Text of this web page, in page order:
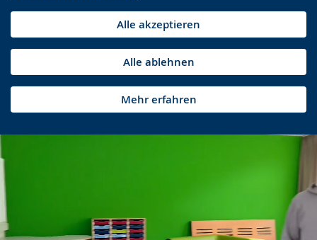
Alle akzeptieren
Alle ablehnen
Mehr erfahren